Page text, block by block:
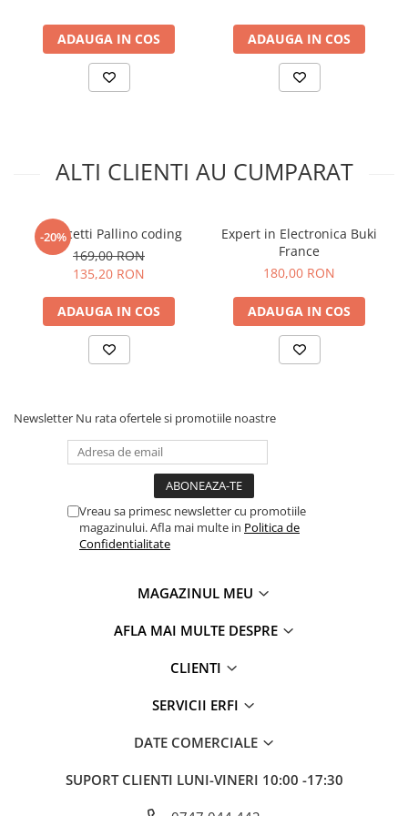
ADAUGA IN COS ADAUGA IN COS
ALTI CLIENTI AU CUMPARAT
-20%
Quercetti Pallino coding
169,00 RON
135,20 RON
ADAUGA IN COS
Expert in Electronica Buki
France
180,00 RON
ADAUGA IN COS
Newsletter Nu rata ofertele si promotiile noastre
Vreau sa primesc newsletter cu promotiile
magazinului. Afla mai multe in Politica de
Confidentialitate
MAGAZINUL MEU
AFLA MAI MULTE DESPRE
CLIENTI
SERVICII ERFI
DATE COMERCIALE
SUPORT CLIENTI LUNI-VINERI 10:00 -17:30